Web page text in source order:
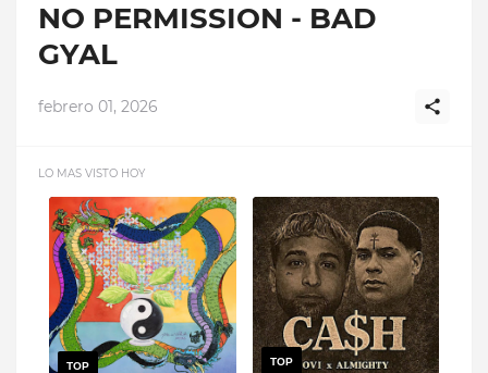
NO PERMISSION - BAD
GYAL
febrero 01, 2026
LO MAS VISTO HOY
TOP TOP